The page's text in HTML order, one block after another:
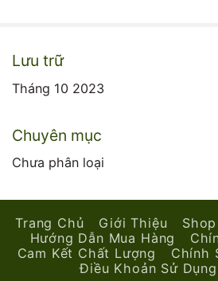
Lưu trữ
Tháng 10 2023
Chuyên mục
Chưa phân loại
Trang Chủ Giới Thiệu Shop
Hướng Dẫn Mua Hàng
Cam Kết Chất Lượng
Chính
Điều Khoản Sử Dụng